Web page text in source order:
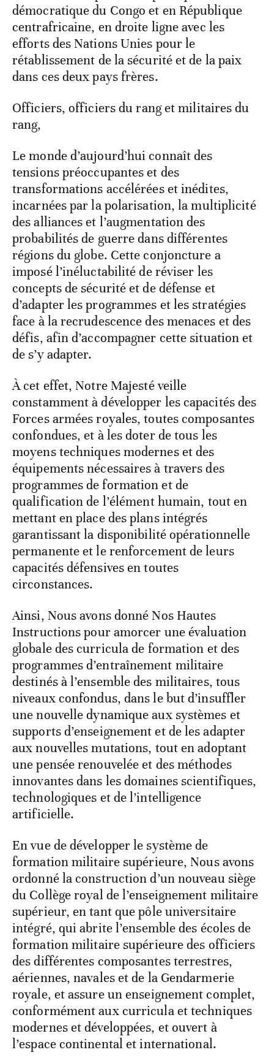
démocratique du Congo et en République
centrafricaine, en droite ligne avec les
efforts des Nations Unies pour le
rétablissement de la sécurité et de la paix
dans ces deux pays frères.
Officiers, officiers du rang et militaires du
rang,
Le monde d’aujourd’hui connaît des
tensions préoccupantes et des
transformations accélérées et inédites,
incarnées par la polarisation, la multiplicité
des alliances et l’augmentation des
probabilités de guerre dans différentes
régions du globe. Cette conjoncture a
imposé l’inéluctabilité de réviser les
concepts de sécurité et de défense et
d’adapter les programmes et les stratégies
face à la recrudescence des menaces et des
défis, afin d’accompagner cette situation et
de s’y adapter.
À cet effet, Notre Majesté veille
constamment à développer les capacités des
Forces armées royales, toutes composantes
confondues, et à les doter de tous les
moyens techniques modernes et des
équipements nécessaires à travers des
programmes de formation et de
qualification de l’élément humain, tout en
mettant en place des plans intégrés
garantissant la disponibilité opérationnelle
permanente et le renforcement de leurs
capacités défensives en toutes
circonstances.
Ainsi, Nous avons donné Nos Hautes
Instructions pour amorcer une évaluation
globale des curricula de formation et des
programmes d’entraînement militaire
destinés à l’ensemble des militaires, tous
niveaux confondus, dans le but d’insuffler
une nouvelle dynamique aux systèmes et
supports d’enseignement et de les adapter
aux nouvelles mutations, tout en adoptant
une pensée renouvelée et des méthodes
innovantes dans les domaines scientifiques,
technologiques et de l’intelligence
artificielle.
En vue de développer le système de
formation militaire supérieure, Nous avons
ordonné la construction d’un nouveau siège
du Collège royal de l’enseignement militaire
supérieur, en tant que pôle universitaire
intégré, qui abrite l’ensemble des écoles de
formation militaire supérieure des officiers
des différentes composantes terrestres,
aériennes, navales et de la Gendarmerie
royale, et assure un enseignement complet,
conformément aux curricula et techniques
modernes et développées, et ouvert à
l’espace continental et international.